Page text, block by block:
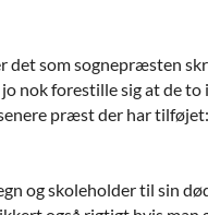
som sognepræsten
nok forestille sig at de
præst der har
og skoleholder til sin